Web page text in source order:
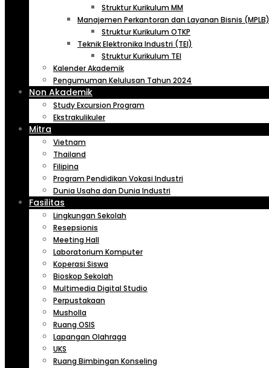
Struktur Kurikulum MM
Manajemen Perkantoran dan Layanan Bisnis (MPLB)
Struktur Kurikulum OTKP
Teknik Elektronika Industri (TEI)
Struktur Kurikulum TEI
Kalender Akademik
Pengumuman Kelulusan Tahun 2024
Non Akademik
Study Excursion Program
Ekstrakulikuler
Mitra
Vietnam
Thailand
Filipina
Program Pendidikan Vokasi Industri
Dunia Usaha dan Dunia Industri
Fasilitas
Lingkungan Sekolah
Resepsionis
Meeting Hall
Laboratorium Komputer
Koperasi Siswa
Bioskop Sekolah
Multimedia Digital Studio
Perpustakaan
Musholla
Ruang OSIS
Lapangan Olahraga
UKS
Ruang Bimbingan Konseling